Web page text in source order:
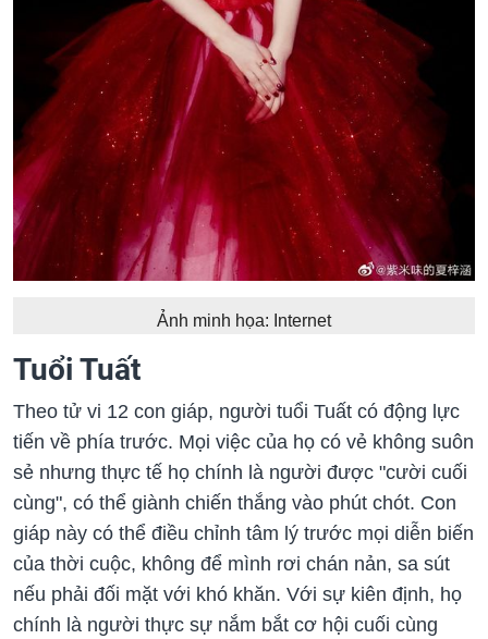
Ảnh minh họa: Internet
Tuổi Tuất
Theo tử vi 12 con giáp, người tuổi Tuất có động lực
tiến về phía trước. Mọi việc của họ có vẻ không suôn
sẻ nhưng thực tế họ chính là người được "cười cuối
cùng", có thể giành chiến thắng vào phút chót. Con
giáp này có thể điều chỉnh tâm lý trước mọi diễn biến
của thời cuộc, không để mình rơi chán nản, sa sút
nếu phải đối mặt với khó khăn. Với sự kiên định, họ
chính là người thực sự nắm bắt cơ hội cuối cùng